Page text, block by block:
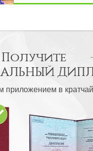
Получите
приложением в